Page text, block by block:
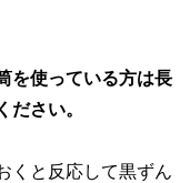
を使っている方は長
ださい。
くと反応して黒ずん